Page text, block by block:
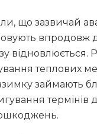
що зазвичай
впродовж
відновлюється.
теплових
займають
термінів